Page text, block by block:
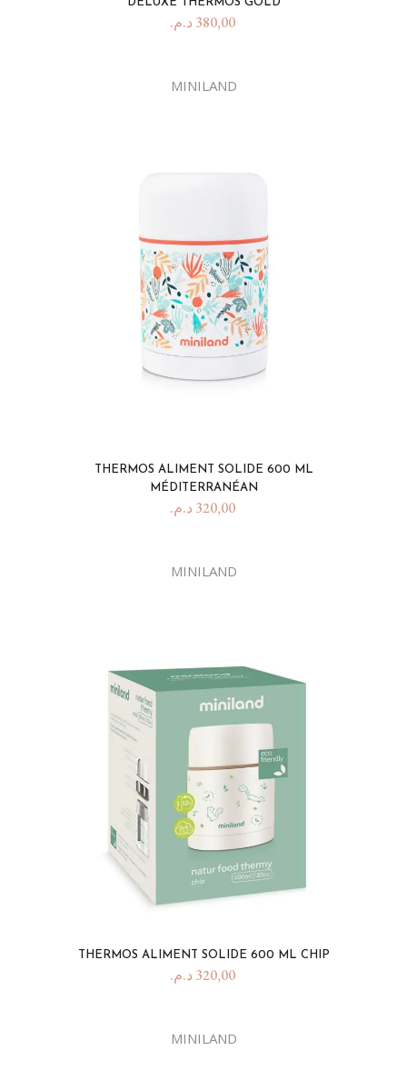
DELUXE THERMOS GOLD
380,00 د.م.
MINILAND
THERMOS ALIMENT SOLIDE 600 ML
MÉDITERRANÉAN
320,00 د.م.
MINILAND
THERMOS ALIMENT SOLIDE 600 ML CHIP
320,00 د.م.
MINILAND